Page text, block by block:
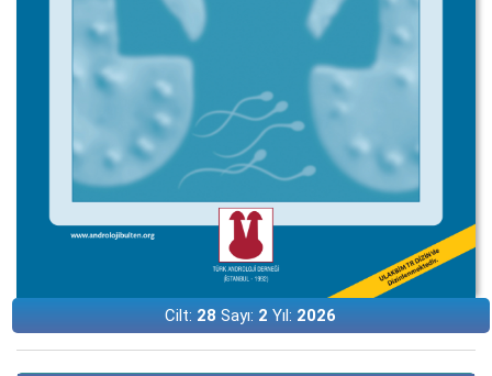
Cilt: 28 Sayı: 2 Yıl: 2026